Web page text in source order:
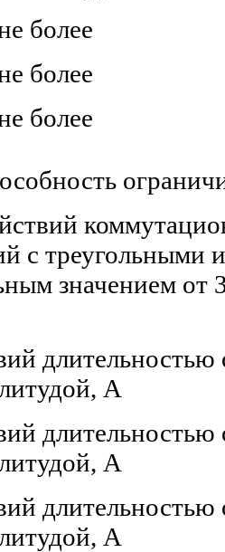
более
более
более
с треугольными
значением от
длительностью
А
длительностью
А
длительностью
А